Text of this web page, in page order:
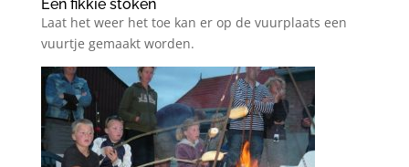
Een fikkie stoken
Laat het weer het toe kan er op de vuurplaats een
vuurtje gemaakt worden.